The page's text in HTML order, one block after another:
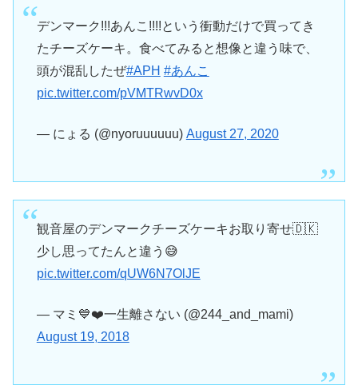
デンマーク!!!あんこ!!!!という衝動だけで買ってき
たチーズケーキ。食べてみると想像と違う味で、
頭が混乱したぜ#APH #あんこ
pic.twitter.com/pVMTRwvD0x
— にょる (@nyoruuuuuu) August 27, 2020
観音屋のデンマークチーズケーキお取り寄せ🇩🇰
少し思ってたんと違う😅
pic.twitter.com/qUW6N7OlJE
— マミ💙❤️一生離さない (@244_and_mami)
August 19, 2018